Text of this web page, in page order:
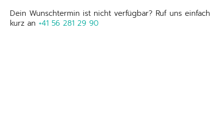
Dein Wunschtermin ist nicht verfügbar? Ruf uns einfach
kurz an +41 56 281 29 90